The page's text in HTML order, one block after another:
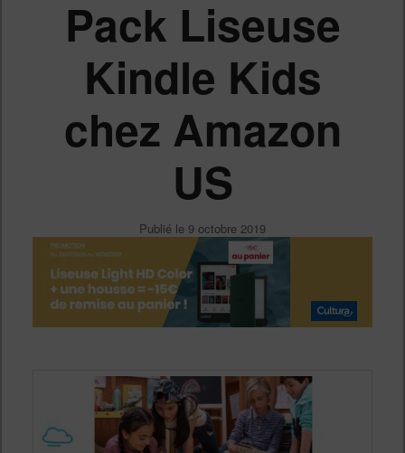
Pack Liseuse
Kindle Kids
chez Amazon
US
Publié le 9 octobre 2019